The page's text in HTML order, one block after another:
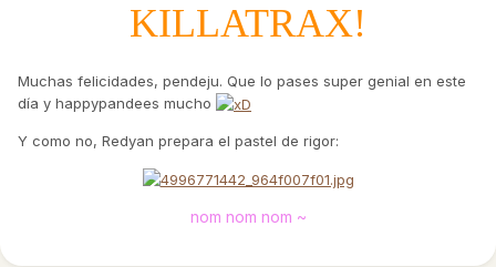
KILLATRAX!
Muchas felicidades, pendeju. Que lo pases super genial en este
día y happypandees mucho
Y como no, Redyan prepara el pastel de rigor:
nom nom nom ~